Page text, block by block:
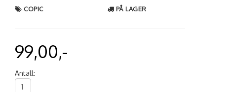
COPIC PÅ LAGER
99,00,-
Antall: